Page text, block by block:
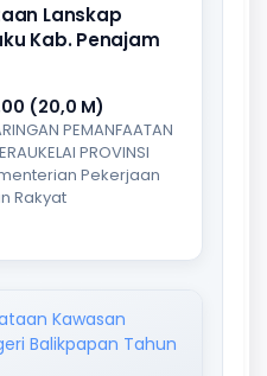
Lanskap
Kab. Penajam
(20,0 M)
PEMANFAATAN
PROVINSI
Pekerjaan
Rakyat